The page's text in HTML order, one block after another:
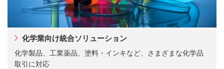
化学業向け統合ソリューション
化学製品、工業薬品、塗料・インキなど、さまざまな化学品
取引に対応